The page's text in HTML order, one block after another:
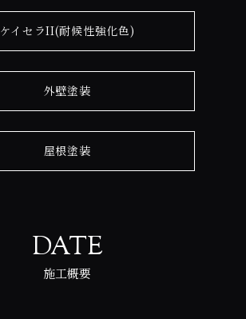
ケイセラII(耐候性強化色)
外壁塗装
屋根塗装
DATE
施工概要